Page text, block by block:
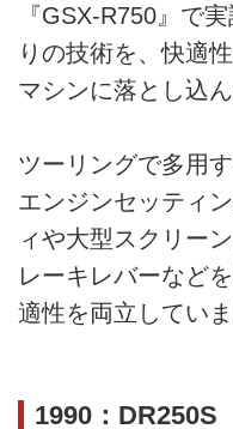
『GSX-R750』で
りの技術を、快適
マシンに落とし込
ツーリングで多用
エンジンセッティ
ィや大型スクリー
レーキレバーなど
適性を両立していま
1990：DR250S